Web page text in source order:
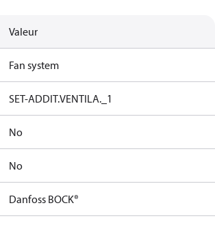
Valeur
Fan system
SET-ADDIT.VENTILA._1
No
No
Danfoss BOCK®